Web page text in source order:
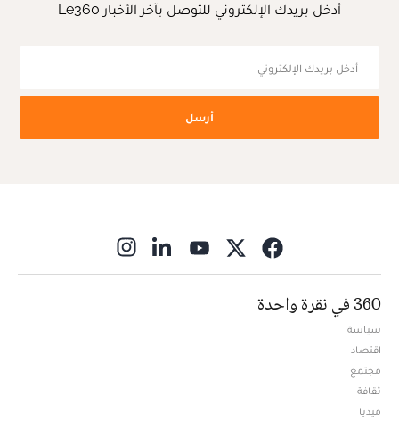
أدخل بريدك الإلكتروني للتوصل بآخر الأخبار Le360
أرسل
360 في نقرة واحدة
سياسة
اقتصاد
مجتمع
ثقافة
ميديا